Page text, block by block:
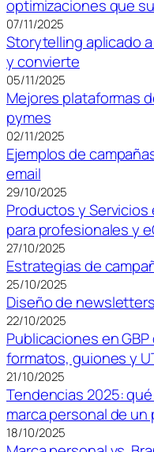
optimizaciones que
07/11/2025
Storytelling aplicado
y convierte
05/11/2025
Mejores plataformas
pymes
02/11/2025
Ejemplos de
email
29/10/2025
Productos y Servicios
para profesionales y
27/10/2025
Estrategias de
25/10/2025
Diseño de
22/10/2025
Publicaciones en
formatos, guiones y
21/10/2025
Tendencias 2025:
marca personal de un
18/10/2025